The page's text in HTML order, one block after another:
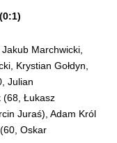
Marchwicki,
Krystian Gołdyn,
Julian
(68, Łukasz
Juraś), Adam Król
Oskar